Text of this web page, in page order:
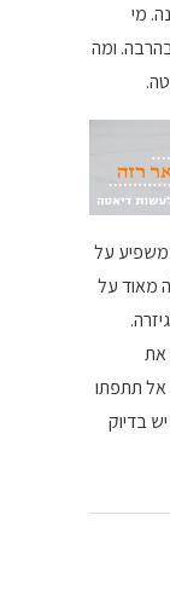
מי
ומה
על
מאוד על
את
אל תתפתו
בדיוק